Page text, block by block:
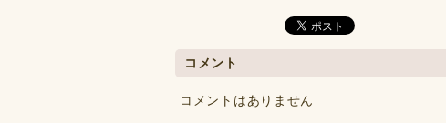
コメント
コメントはありません